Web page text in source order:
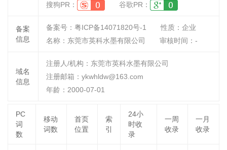
搜狗PR：
谷歌PR：
备案
信息
备案号：粤ICP备14071820号-1 性质： 企业
名称： 东莞市英科水墨有限公司 审核时间： -
域名
信息
注册人/机构：东莞市英科水墨有限公司
注册邮箱：ykwhldw@163.com
年龄：2000-07-01
PC
词
数
移动
词数
首页
位置
索
引
24小
时收
录
一周
收录
一月
收录